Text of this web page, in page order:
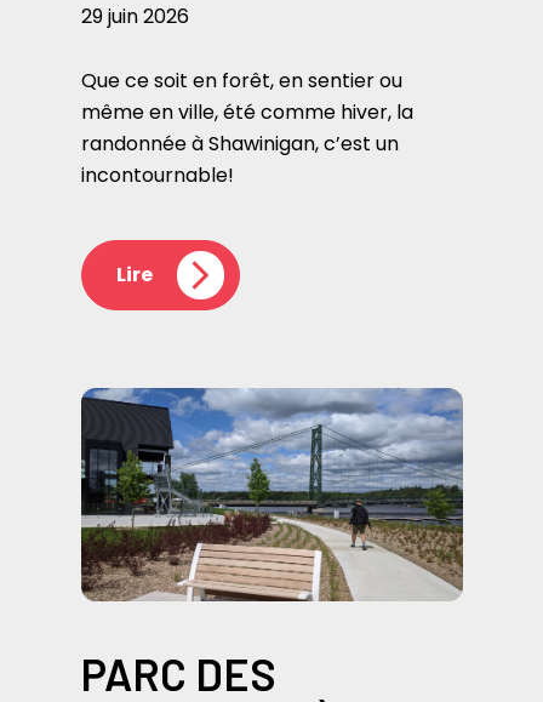
29 juin 2026
Que ce soit en forêt, en sentier ou
même en ville, été comme hiver, la
randonnée à Shawinigan, c’est un
incontournable!
Lire
PARC DES